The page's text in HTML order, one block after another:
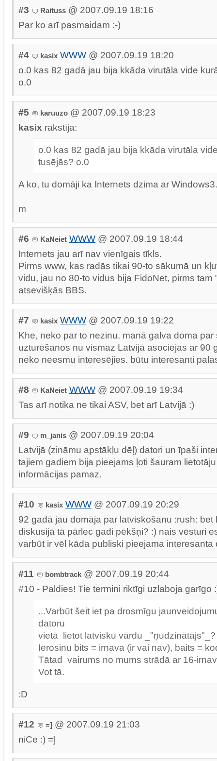
#3 Raituss @ 2007.09.19 18:16
Par ko arī pasmaidam :-)
#4 kasix WWW @ 2007.09.19 18:20
o.0 kas 82 gadā jau bija kkāda virutāla vide
o.0
#5 karuuzo @ 2007.09.19 18:23
kasix rakstīja:
o.0 kas 82 gadā jau bija kkāda virutāla
tusējās? o.0
A ko, tu domāji ka Internets dzima ar
m
#6 KaNeiet WWW @ 2007.09.19 18:44
Internets jau arī nav vienīgais tīkls.
Pirms www, kas radās tikai 90-to sākumā un
vidu, jau no 80-to vidus bija FidoNet, pirms
atsevišķās BBS.
#7 kasix WWW @ 2007.09.19 19:22
Khe, neko par to nezinu. manā galva doma
uzturēšanos nu vismaz Latvijā asociējas ar 90
neko neesmu interesējies. būtu interesanti
#8 KaNeiet WWW @ 2007.09.19 19:34
Tas arī notika ne tikai ASV, bet arī Latvijā :)
#9 m_janis @ 2007.09.19 20:04
Latvijā (zināmu apstākļu dēļ) datori un īpaši
tajiem gadiem bija pieejams ļoti šauram
informācijas pamaz.
#10 kasix WWW @ 2007.09.19 20:29
92 gadā jau domāja par latviskošanu :rush: bet
diskusijā tā pārlec gadi pēkšņi? :) nais vēsturi
varbūt ir vēl kāda publiski pieejama interesanta
#11 bombtrack @ 2007.09.19 20:44
#10 - Paldies! Tie termini riktīgi uzlaboja garīgo
...Varbūt šeit iet pa drosmīgu
datoru
vietā lietot latvisku vārdu _"ņudzinātājs"_?
Ierosinu bits = irnava (ir vai nav), baits =
Tātad vairums no mums strādā ar 16-
Vot tā.
:D
#12 =] @ 2007.09.19 21:03
niCe :) =]